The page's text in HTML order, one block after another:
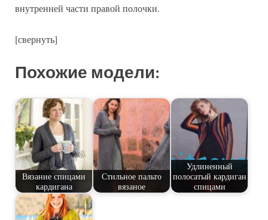
внутренней части правой полочки.
[свернуть]
Похожие модели:
Вязание спицами
кардигана
Стильное пальто
вязаное
Удлиненный
полосатый кардиган
спицами